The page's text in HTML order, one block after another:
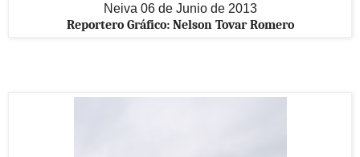
Neiva 06 de Junio de 2013
Reportero Gráfico: Nelson Tovar Romero